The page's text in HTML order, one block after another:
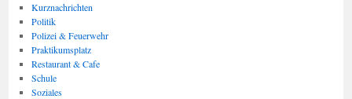
Kurznachrichten
Politik
Polizei & Feuerwehr
Praktikumsplatz
Restaurant & Cafe
Schule
Soziales